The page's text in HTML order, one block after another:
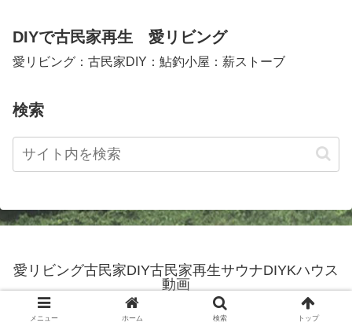
DIYで古民家再生 愛リビング
愛リビング：古民家DIY：鮎釣小屋：薪ストーブ
検索
愛リビング古民家DIY古民家再生サウナDIYKハウス
動画
© 2016 愛リビング古民家DIY古民家再生サウナDIYKハウス動画.
メニュー ホーム 検索 トップ